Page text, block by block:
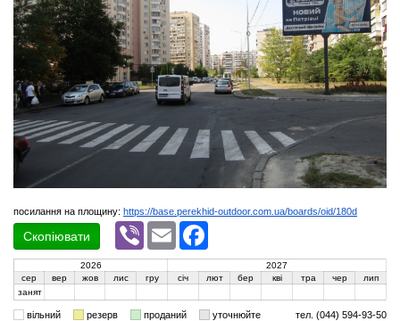
посилання на площину: https://base.perekhid-outdoor.com.ua/boards/oid/180d
Скопіювати
Viber Email
2026
2027
сер
вер жов лис гру січ лют бер кві тра чер
лип
занят
вільний резерв проданий уточнюйте
тел. (044) 594-93-50